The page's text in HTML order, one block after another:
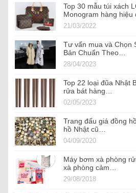
Top 30 mẫu túi xách
Monogram hàng
21/03/2022
Tư vấn mua và Chọn
Bản Chuẩn Theo…
28/04/2023
Top 22 loại đũa Nhật
rửa bát hàng…
02/05/2023
Trang đấu giá đồng
hồ Nhật cũ…
04/09/2020
Máy bơm xà phòng
xà phòng cảm…
29/08/2018